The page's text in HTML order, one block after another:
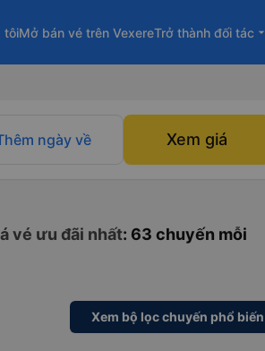
tôiMở bán vé trên VexereTrở thành đối tác arrow_drop_down
ngày về Xem giá
vé ưu đãi nhất: 63 chuyến mỗi
Xem bộ lọc chuyến phổ biến